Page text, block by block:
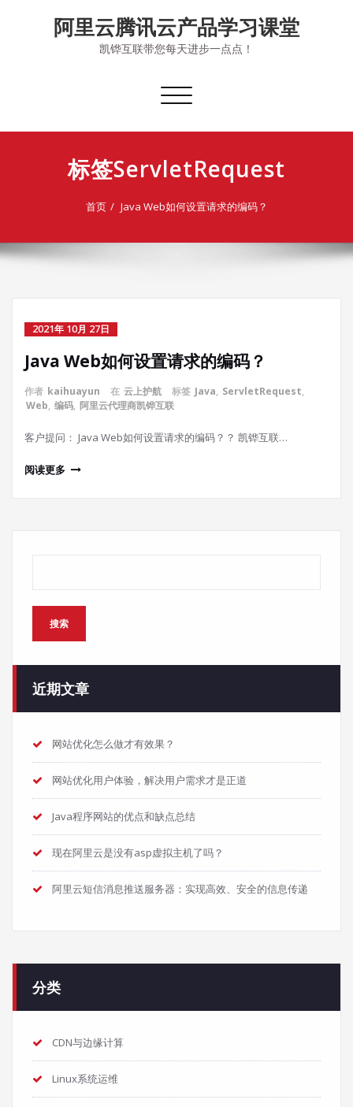
阿里云腾讯云产品学习课堂
凯铧互联带您每天进步一点点！
切
导
标签ServletRequest
首页 Java Web如何设置请求的编码？
2021年 10月 27日
Java Web如何设置请求的编码？
作者 kaihuayun 在 云上护航 标签 Java, ServletRequest,
Web, 编码, 阿里云代理商凯铧互联
客户提问： Java Web如何设置请求的编码？？ 凯铧互联…
阅读更多
搜索
近期文章
网站优化怎么做才有效果？
网站优化用户体验，解决用户需求才是正道
Java程序网站的优点和缺点总结
现在阿里云是没有asp虚拟主机了吗？
阿里云短信消息推送服务器：实现高效、安全的信息传递
分类
CDN与边缘计算
Linux系统运维